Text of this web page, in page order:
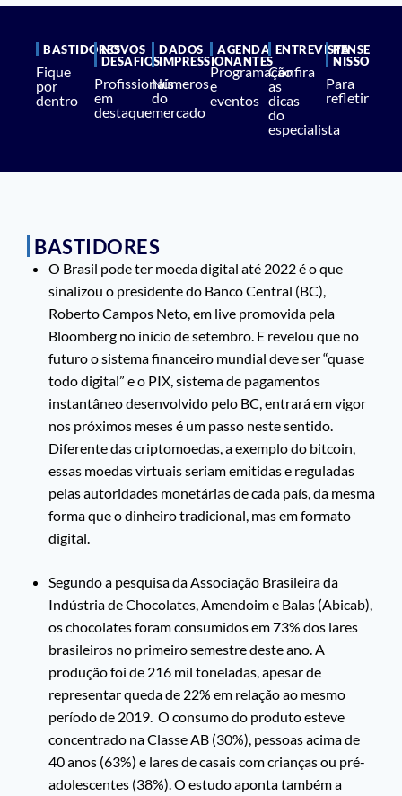
BASTIDORES
Fique
por
dentro
NOVOS
DESAFIOS
Profissionais
em
destaque
DADOS
IMPRESSIONANTES
Números
do
mercado
AGENDA
Programação
e
eventos
ENTREVISTA
Confira
as
dicas
do
especialista
PENSE
NISSO
Para
refletir
BASTIDORES
O Brasil pode ter moeda digital até 2022 é o que
sinalizou o presidente do Banco Central (BC),
Roberto Campos Neto, em live promovida pela
Bloomberg no início de setembro. E revelou que no
futuro o sistema financeiro mundial deve ser “quase
todo digital” e o PIX, sistema de pagamentos
instantâneo desenvolvido pelo BC, entrará em vigor
nos próximos meses é um passo neste sentido.
Diferente das criptomoedas, a exemplo do bitcoin,
essas moedas virtuais seriam emitidas e reguladas
pelas autoridades monetárias de cada país, da mesma
forma que o dinheiro tradicional, mas em formato
digital.
Segundo a pesquisa da Associação Brasileira da
Indústria de Chocolates, Amendoim e Balas (Abicab),
os chocolates foram consumidos em 73% dos lares
brasileiros no primeiro semestre deste ano. A
produção foi de 216 mil toneladas, apesar de
representar queda de 22% em relação ao mesmo
período de 2019. O consumo do produto esteve
concentrado na Classe AB (30%), pessoas acima de
40 anos (63%) e lares de casais com crianças ou pré-
adolescentes (38%). O estudo aponta também a